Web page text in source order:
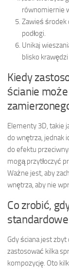
równomiernie
Zawieś środek
podłogi.
Unikaj
blisko
Kiedy
ścianie
Elementy 3D, takie
do wnętrza, jednak
do efektu
mogą przytłoczyć
Ważne jest, aby
wnętrza, aby nie
Co zrobić,
Gdy ściana jest
zastosować kilka
kompozycję. Oto